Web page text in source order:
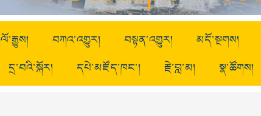
ལོ་རྒྱུས། བཀའ་འགྱུར། བསྟན་འགྱུར། མདོ་སྔགས།
དྲ་བའི་སྐོར། དཔེ་མཛོད་ཁང་། རྗེ་བླ་མ། སྣ་ཚོགས།